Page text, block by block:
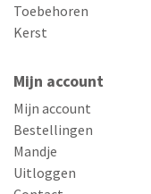
Toebehoren
Kerst
Mijn account
Mijn account
Bestellingen
Mandje
Uitloggen